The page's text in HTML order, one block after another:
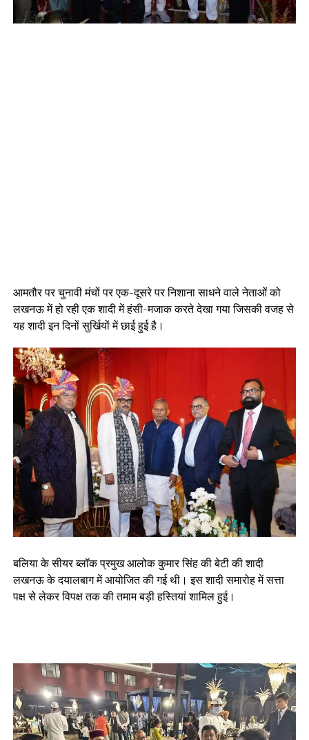
आमतौर पर चुनावी मंचों पर एक-दूसरे पर निशाना साधने वाले नेताओं को
लखनऊ में हो रही एक शादी में हंसी-मजाक करते देखा गया जिसकी वजह से
यह शादी इन दिनों सुर्खियों में छाई हुई है।
बलिया के सीयर ब्लॉक प्रमुख आलोक कुमार सिंह की बेटी की शादी
लखनऊ के दयालबाग में आयोजित की गई थी। इस शादी समारोह में सत्ता
पक्ष से लेकर विपक्ष तक की तमाम बड़ी हस्तियां शामिल हुई।